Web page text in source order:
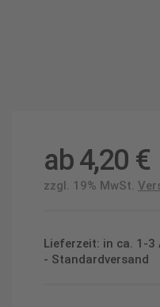
ab4,20 €
zzgl. 19% MwSt.
Lieferzeit: in ca. 1-
- Standardversand